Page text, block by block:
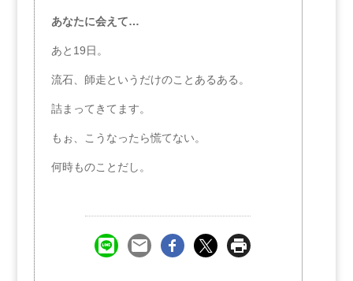
あなたに会えて…
あと19日。
流石、師走というだけのことあるある。
詰まってきてます。
もぉ、こうなったら慌てない。
何時ものことだし。